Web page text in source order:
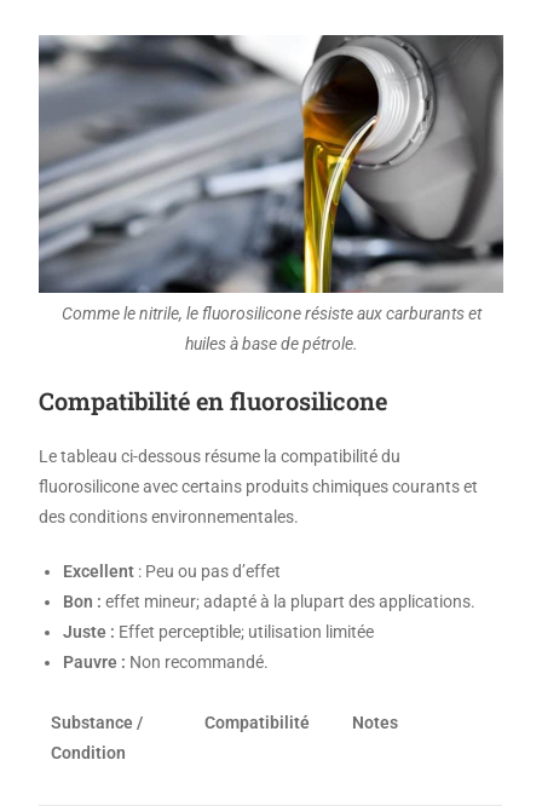
Comme le nitrile, le fluorosilicone résiste aux carburants et
huiles à base de pétrole.
Compatibilité en fluorosilicone
Le tableau ci-dessous résume la compatibilité du
fluorosilicone avec certains produits chimiques courants et
des conditions environnementales.
Excellent : Peu ou pas d’effet
Bon : effet mineur; adapté à la plupart des applications.
Juste : Effet perceptible; utilisation limitée
Pauvre : Non recommandé.
Substance /
Condition
Compatibilité Notes